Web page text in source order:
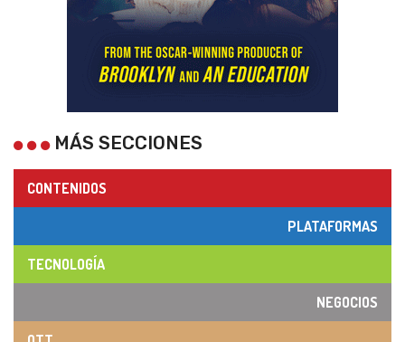
MÁS SECCIONES
CONTENIDOS
PLATAFORMAS
TECNOLOGÍA
NEGOCIOS